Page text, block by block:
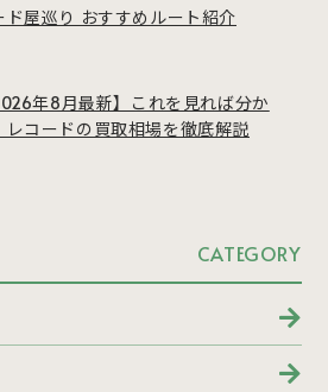
ド屋巡り おすすめルート紹介
年8月最新】これを見れば分か
レコードの買取相場を徹底解説
CATEGORY